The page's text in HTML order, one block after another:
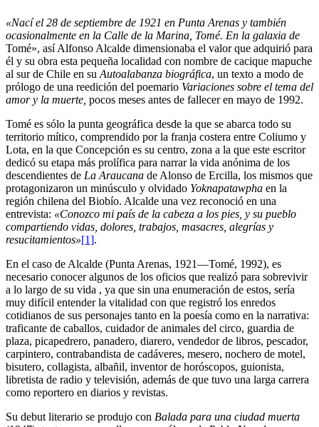
«Nací el 28 de septiembre de 1921 en Punta Arenas y también
ocasionalmente en la Calle de la Marina, Tomé. En la galaxia de
Tomé», así Alfonso Alcalde dimensionaba el valor que adquirió para
él y su obra esta pequeña localidad con nombre de cacique mapuche
al sur de Chile en su Autoalabanza biográfica, un texto a modo de
prólogo de una reedición del poemario Variaciones sobre el tema del
amor y la muerte, pocos meses antes de fallecer en mayo de 1992.
Tomé es sólo la punta geográfica desde la que se abarca todo su
territorio mítico, comprendido por la franja costera entre Coliumo y
Lota, en la que Concepción es su centro, zona a la que este escritor
dedicó su etapa más prolífica para narrar la vida anónima de los
descendientes de La Araucana de Alonso de Ercilla, los mismos que
protagonizaron un minúsculo y olvidado Yoknapatawpha en la
región chilena del Biobío. Alcalde una vez reconoció en una
entrevista: «Conozco mi país de la cabeza a los pies, y su pueblo
compartiendo vidas, dolores, trabajos, masacres, alegrías y
resucitamientos»[1].
En el caso de Alcalde (Punta Arenas, 1921—Tomé, 1992), es
necesario conocer algunos de los oficios que realizó para sobrevivir
a lo largo de su vida , ya que sin una enumeración de estos, sería
muy difícil entender la vitalidad con que registró los enredos
cotidianos de sus personajes tanto en la poesía como en la narrativa:
traficante de caballos, cuidador de animales del circo, guardia de
plaza, picapedrero, panadero, diarero, vendedor de libros, pescador,
carpintero, contrabandista de cadáveres, mesero, nochero de motel,
bisutero, collagista, albañil, inventor de horóscopos, guionista,
libretista de radio y televisión, además de que tuvo una larga carrera
como reportero en diarios y revistas.
Su debut literario se produjo con Balada para una ciudad muerta